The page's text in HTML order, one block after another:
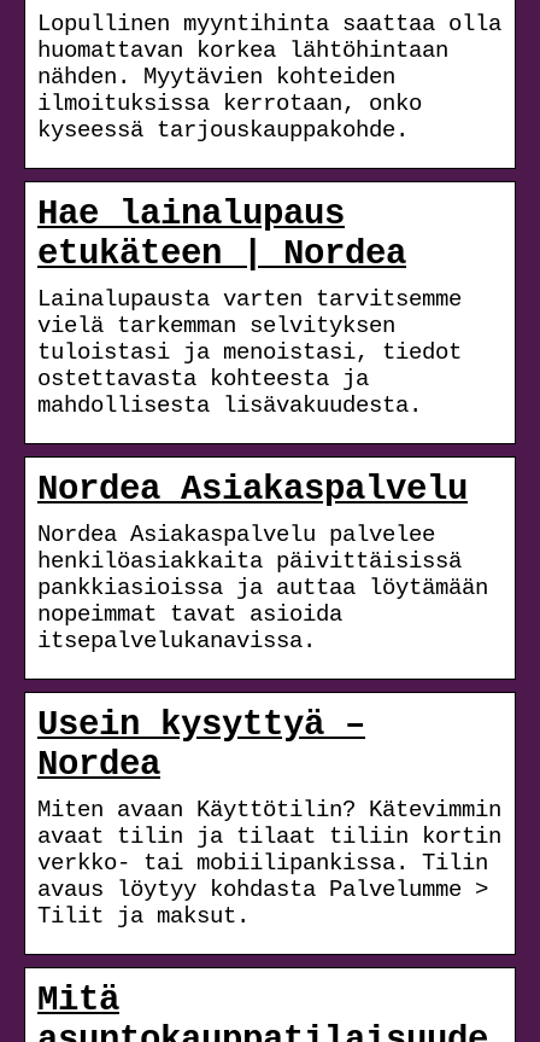
Lopullinen myyntihinta saattaa olla
huomattavan korkea lähtöhintaan
nähden. Myytävien kohteiden
ilmoituksissa kerrotaan, onko
kyseessä tarjouskauppakohde.
Hae lainalupaus
etukäteen | Nordea
Lainalupausta varten tarvitsemme
vielä tarkemman selvityksen
tuloistasi ja menoistasi, tiedot
ostettavasta kohteesta ja
mahdollisesta lisävakuudesta.
Nordea Asiakaspalvelu
Nordea Asiakaspalvelu palvelee
henkilöasiakkaita päivittäisissä
pankkiasioissa ja auttaa löytämään
nopeimmat tavat asioida
itsepalvelukanavissa.
Usein kysyttyä –
Nordea
Miten avaan Käyttötilin? Kätevimmin
avaat tilin ja tilaat tiliin kortin
verkko- tai mobiilipankissa. Tilin
avaus löytyy kohdasta Palvelumme >
Tilit ja maksut.
Mitä